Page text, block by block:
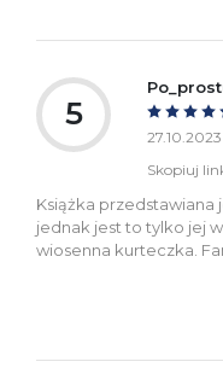
5
27.10.2023
Skopiuj
Książka przedstawiana
jednak jest to tylko jej
wiosenna kurteczka.